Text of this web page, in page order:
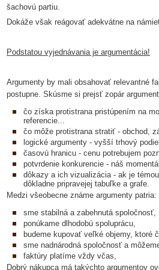
šachovú partiu.
Dokáže však reágovať adekvátne na
Podstatou vyjednávania je argumentácia!
Argumenty by mali obsahovať relevantné
postupne. Skúsme si prejsť zopár
čo získa protistrana pristúpením na
referencie...
čo môže protistrana stratiť - obchod,
logické argumenty - vyšší trhový
časovú hranicu - cenu potrebujem
potvrdenie konkurencie - náš
dôkazy a ich vizualizácia - ak je
dôkladne pripravejej tabuľke a grafe.
Medzi všeobecne známe argumenty patria:
sme stabilná a zabehnutá spoločnosť,
ponúkame dlhodobú spoluprácu,
budeme kupovať veľké objemy, ktoré
sme nadnárodná spoločnosť a
faktúry platíme vždy včas,
Dobrý nákupca má takýchto argumentov